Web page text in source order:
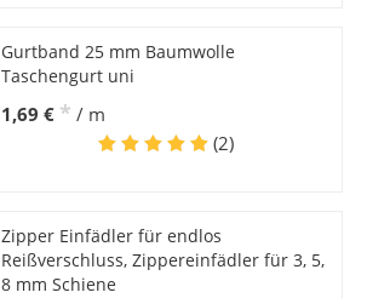
Gurtband 25 mm Baumwolle
Taschengurt uni
1,69 € * / m
(2)
Zipper Einfädler für endlos
Reißverschluss, Zippereinfädler für 3, 5,
8 mm Schiene